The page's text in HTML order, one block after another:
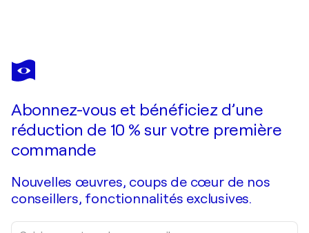
IRYNA KASTSOVA
Expression 2.
Abonnez-vous et bénéficiez d’une
réduction de 10 % sur votre première
commande
Nouvelles œuvres, coups de cœur de nos
conseillers, fonctionnalités exclusives.